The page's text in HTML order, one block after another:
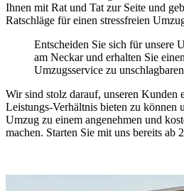
Ihnen mit Rat und Tat zur Seite und
Ratschläge für einen stressfreien
Entscheiden Sie sich für unsere
am Neckar und erhalten Sie
Umzugsservice zu
Wir sind stolz darauf, unseren Kunden
Leistungs-Verhältnis bieten zu können
Umzug zu einem angenehmen und
machen. Starten Sie mit uns bereits ab